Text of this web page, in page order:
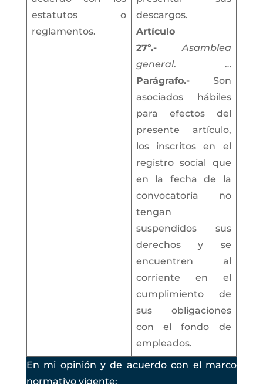
estatutos o
reglamentos.
descargos.
Artículo
27º.-
Asamblea
general. …
Parágrafo.-Son
asociados hábiles
para efectos del
presente artículo,
los inscritos en el
registro social que
en la fecha de la
convocatoria no
tengan
suspendidos sus
derechos y se
encuentren al
corriente en el
cumplimiento de
sus obligaciones
con el fondo de
empleados.
En mi opinión y de acuerdo con el marco
normativo vigente: